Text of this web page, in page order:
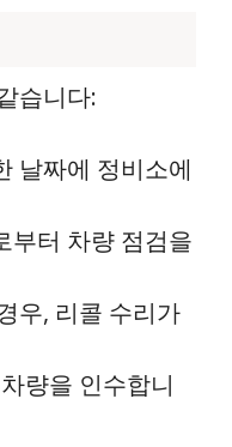
습니다:
날짜에 정비소에
부터 차량 점검을
우, 리콜 수리가
량을 인수합니